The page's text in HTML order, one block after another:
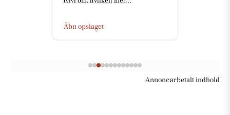
Annoncørbetalt indhold